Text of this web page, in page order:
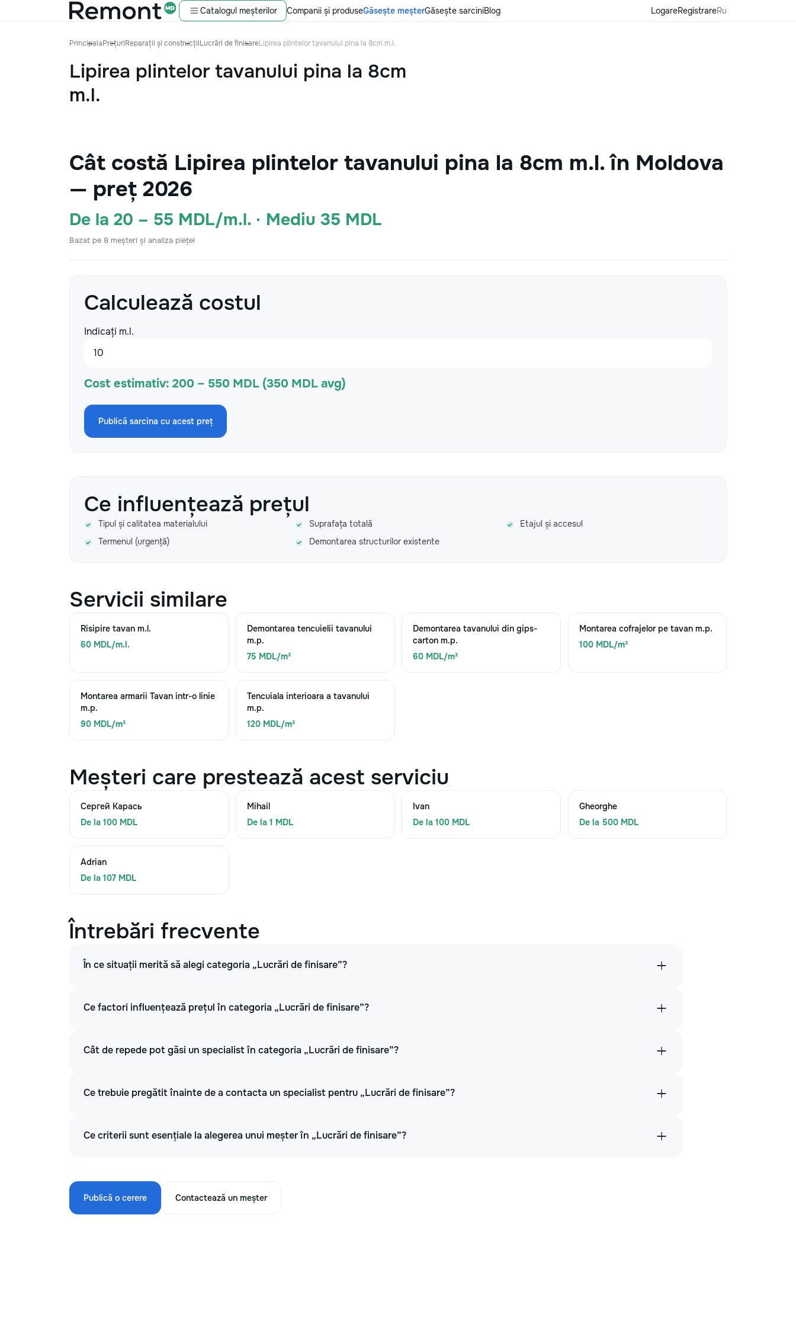
Catalogul meșterilor Companii și produseGăsește meșterGăsește sarciniBlog LogareRegistrareRu
PrincipalaPrețuriReparații și construcțiiLucrări de finisareLipirea plintelor tavanului pina la 8cm m.l.
Lipirea plintelor tavanului pina la 8cm
m.l.
Cât costă Lipirea plintelor tavanului pina la 8cm m.l. în Moldova
— preț 2026
De la 20 – 55 MDL/m.l. · Mediu 35 MDL
Bazat pe 8 meșteri și analiza pieței
Calculează costul
Indicați m.l.
Cost estimativ: 200 – 550 MDL (350 MDL avg)
Publică sarcina cu acest preț
Ce influențează prețul
Tipul și calitatea materialului Suprafața totală
Etajul și accesul
Termenul (urgență)
Demontarea structurilor existente
Servicii similare
Risipire tavan m.l.
60 MDL/m.l.
Demontarea tencuielii tavanului
m.p.
75 MDL/m²
Demontarea tavanului din gips-
carton m.p.
60 MDL/m²
Montarea cofrajelor pe tavan m.p.
100 MDL/m²
Montarea armarii Tavan intr-o linie
m.p.
90 MDL/m²
Tencuiala interioara a tavanului
m.p.
120 MDL/m²
Meșteri care prestează acest serviciu
Сергей Карась
De la 100 MDL
Mihail
De la 1 MDL
Ivan
De la 100 MDL
Gheorghe
De la 500 MDL
Adrian
De la 107 MDL
Întrebări frecvente
În ce situații merită să alegi categoria „Lucrări de finisare”?
Ce factori influențează prețul în categoria „Lucrări de finisare”?
Cât de repede pot găsi un specialist în categoria „Lucrări de finisare”?
Ce trebuie pregătit înainte de a contacta un specialist pentru „Lucrări de finisare”?
Ce criterii sunt esențiale la alegerea unui meșter în „Lucrări de finisare”?
Publică o cerere Contactează un meșter